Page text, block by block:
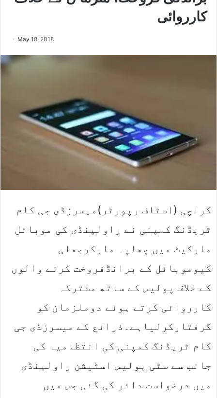
کارروائی
May 18, 2018
کراچی (اسٹاف رپورٹر)میسرزڈی جی کام
ٹریڈنگ کمپنی نے راولپنڈی کی موبائل
مارکیٹ میں چھاپہ مارکرجعلی
کیوموبائل کے برانڈفروخت کرنے والوں
کے خلاف پولیس کے ساتھ مشترکہ
کارروائی کرتے ہوئے دوملزمان کو
گرفتارکرلیاہے۔ذرائع کے میسرزڈی جی
کام ٹریڈنگ کمپنی کی انتظامیہ کی
جانب سے سٹی پولیس اسٹیشن راولپنڈی
میں درخواست دائر کی گئی جس میں